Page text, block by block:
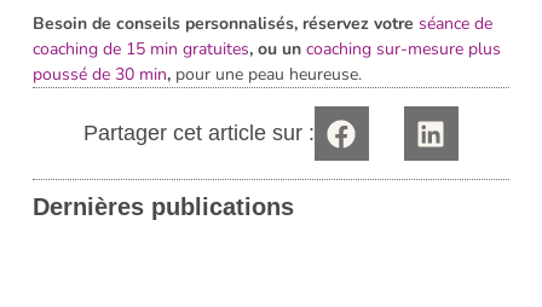
Besoin de conseils personnalisés, réservez votre séance de
coaching de 15 min gratuites, ou un coaching sur-mesure plus
poussé de 30 min, pour une peau heureuse.
Partager cet article sur :
Dernières publications